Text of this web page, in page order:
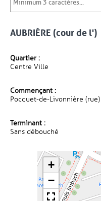
AUBRIÈRE (cour de l')
Quartier :
Centre Ville
Commençant :
Pocquet-de-Livonnière (rue)
Terminant :
Sans débouché
+
−